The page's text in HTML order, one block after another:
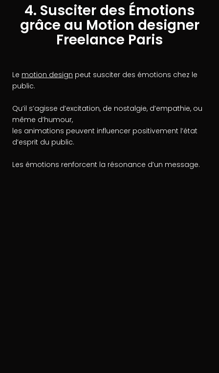
4. Susciter des Émotions
grâce au Motion designer
Freelance Paris
Le motion design peut susciter des émotions chez le
public.
Qu’il s’agisse d’excitation, de nostalgie, d’empathie, ou
même d’humour,
les animations peuvent influencer positivement l’état
d’esprit du public.
Les émotions renforcent la résonance d’un message.